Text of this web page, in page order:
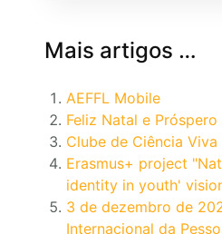
Mais artigos …
AEFFL Mobile
Feliz Natal e
Clube de Ciência Viva
Erasmus+ project
identity in youth'
3 de dezembro de
Internacional da